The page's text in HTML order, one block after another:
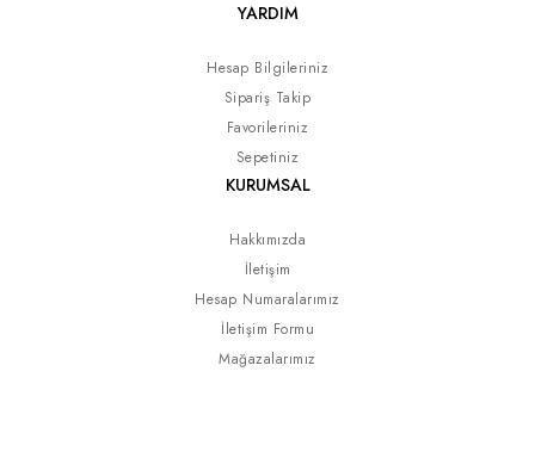
YARDIM
Hesap Bilgileriniz
Sipariş Takip
Favorileriniz
Sepetiniz
KURUMSAL
Hakkımızda
İletişim
Hesap Numaralarımız
İletişim Formu
Mağazalarımız